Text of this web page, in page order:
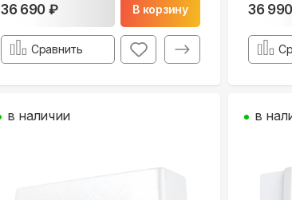
36 690 ₽ В корзину
Сравнить
36
в наличии в